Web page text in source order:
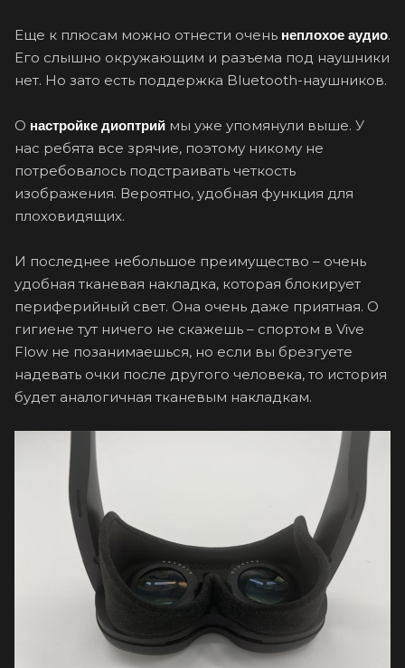
Еще к плюсам можно отнести очень неплохое аудио.
Его слышно окружающим и разъема под наушники
нет. Но зато есть поддержка Bluetooth-наушников.
О настройке диоптрий мы уже упомянули выше. У
нас ребята все зрячие, поэтому никому не
потребовалось подстраивать четкость
изображения. Вероятно, удобная функция для
плоховидящих.
И последнее небольшое преимущество – очень
удобная тканевая накладка, которая блокирует
периферийный свет. Она очень даже приятная. О
гигиене тут ничего не скажешь – спортом в Vive
Flow не позанимаешься, но если вы брезгуете
надевать очки после другого человека, то история
будет аналогичная тканевым накладкам.